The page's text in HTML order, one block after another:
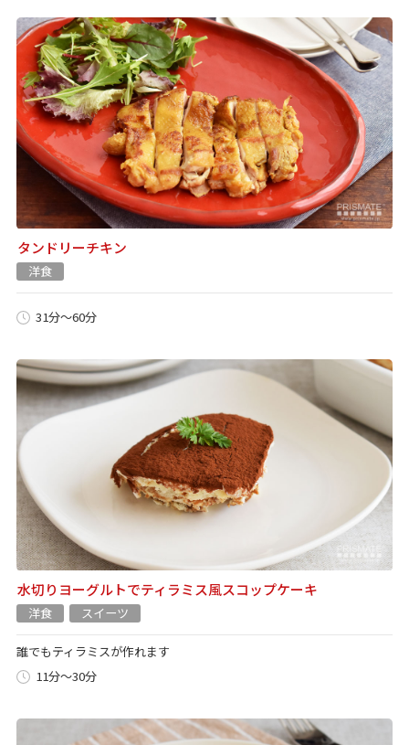
タンドリーチキン
洋食
31分～60分
水切りヨーグルトでティラミス風スコップケーキ
洋食 スイーツ
誰でもティラミスが作れます
11分～30分